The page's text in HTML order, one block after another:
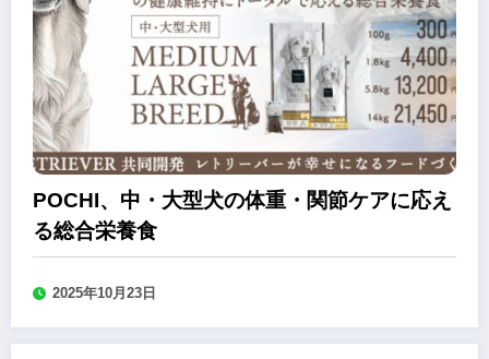
POCHI、中・大型犬の体重・関節ケアに応え
る総合栄養食
2025年10月23日